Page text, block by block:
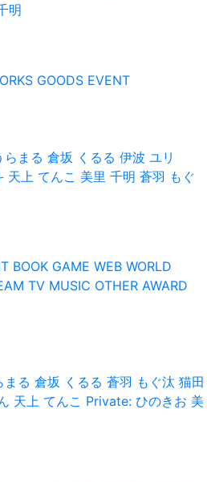
明
GOODS EVENT
らまる 倉坂 くるる 伊波 ユリ
天上 てんこ 美里 千明 蒼羽 もぐ
BOOK GAME WEB WORLD
TV MUSIC OTHER AWARD
まる 倉坂 くるる 蒼羽 もぐ汰 猫田
天上 てんこ Private: ひのきお 美